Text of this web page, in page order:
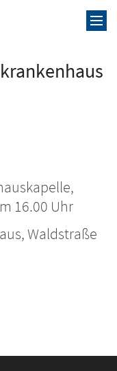
16.00 Uhr
Waldstraße